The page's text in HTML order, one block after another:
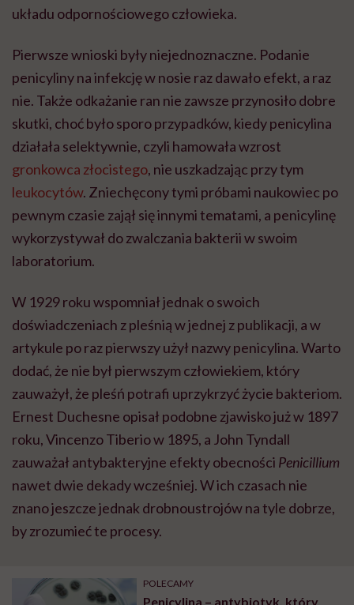
układu odpornościowego człowieka.
Pierwsze wnioski były niejednoznaczne. Podanie
penicyliny na infekcję w nosie raz dawało efekt, a raz
nie. Także odkażanie ran nie zawsze przynosiło dobre
skutki, choć było sporo przypadków, kiedy penicylina
działała selektywnie, czyli hamowała wzrost
gronkowca złocistego, nie uszkadzając przy tym
leukocytów. Zniechęcony tymi próbami naukowiec po
pewnym czasie zajął się innymi tematami, a penicylinę
wykorzystywał do zwalczania bakterii w swoim
laboratorium.
W 1929 roku wspomniał jednak o swoich
doświadczeniach z pleśnią w jednej z publikacji, a w
artykule po raz pierwszy użył nazwy penicylina. Warto
dodać, że nie był pierwszym człowiekiem, który
zauważył, że pleśń potrafi uprzykrzyć życie bakteriom.
Ernest Duchesne opisał podobne zjawisko już w 1897
roku, Vincenzo Tiberio w 1895, a John Tyndall
zauważał antybakteryjne efekty obecności Penicillium
nawet dwie dekady wcześniej. W ich czasach nie
znano jeszcze jednak drobnoustrojów na tyle dobrze,
by zrozumieć te procesy.
POLECAMY
Penicylina – antybiotyk, który